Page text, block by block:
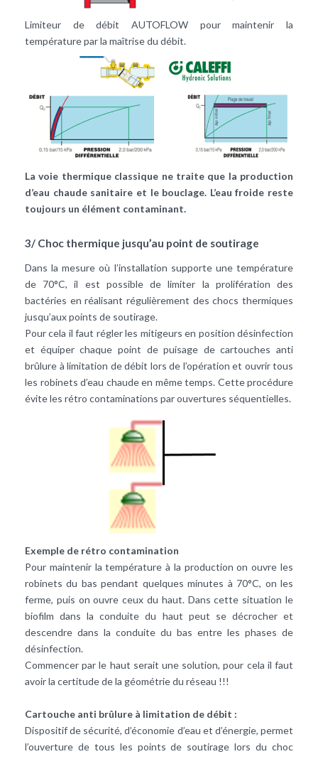
Limiteur de débit AUTOFLOW pour maintenir la
température par la maîtrise du débit.
La voie thermique classique ne traite que la production
d’eau chaude sanitaire et le bouclage. L’eau froide reste
toujours un élément contaminant.
3/ Choc thermique jusqu’au point de soutirage
Dans la mesure où l’installation supporte une température
de 70°C, il est possible de limiter la prolifération des
bactéries en réalisant régulièrement des chocs thermiques
jusqu’aux points de soutirage.
Pour cela il faut régler les mitigeurs en position désinfection
et équiper chaque point de puisage de cartouches anti
brûlure à limitation de débit lors de l’opération et ouvrir tous
les robinets d’eau chaude en même temps. Cette procédure
évite les rétro contaminations par ouvertures séquentielles.
Exemple de rétro contamination
Pour maintenir la température à la production on ouvre les
robinets du bas pendant quelques minutes à 70°C, on les
ferme, puis on ouvre ceux du haut. Dans cette situation le
biofilm dans la conduite du haut peut se décrocher et
descendre dans la conduite du bas entre les phases de
désinfection.
Commencer par le haut serait une solution, pour cela il faut
avoir la certitude de la géométrie du réseau !!!
Cartouche anti brûlure à limitation de débit :
Dispositif de sécurité, d’économie d’eau et d’énergie, permet
l’ouverture de tous les points de soutirage lors du choc